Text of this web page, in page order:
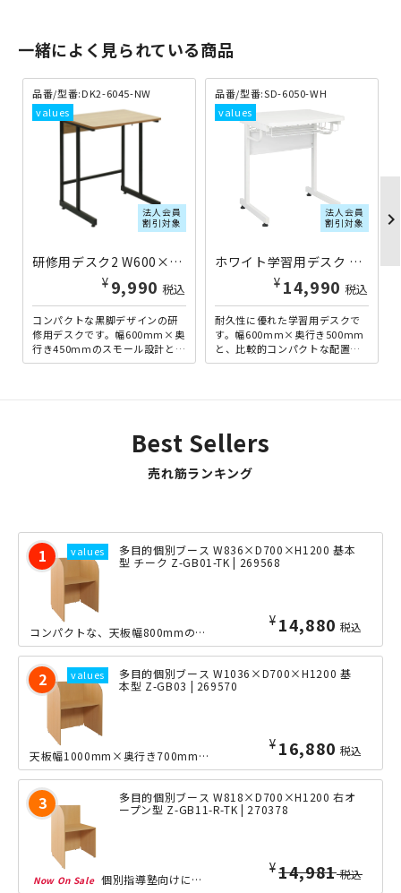
一緒によく見られている商品
品番/型番:DK2-6045-NW
法人会員
割引対象
研修用デスク2 W600×D450×H700 ナチュラルウッド DK2-6045-NW | 270098
¥ 9,990 税込
コンパクトな黒脚デザインの研
修用デスクです。幅600mm×奥
行き450mmのスモール設計とな
っており、限られたスペースを
品番/型番:SD-6050-WH
法人会員
割引対象
ホワイト学習用デスク W600×D500×H700 ←旧SD-6050-WT SD-6050-WH | 270128
¥ 14,990 税込
耐久性に優れた学習用デスクで
す。幅600mm×奥行き500mm
と、比較的コンパクトな配置が
できますので、学習塾や進学
chevron_right
Best Sellers
売れ筋ランキング
多目的個別ブース W836×D700×H1200 基本
型 チーク Z-GB01-TK | 269568
¥ 14,880 税込
コンパクトな、天板幅800mmの個別ブースです。サイドパネルで一定のプライバシー...
多目的個別ブース W1036×D700×H1200 基
本型 Z-GB03 | 269570
¥ 16,880 税込
天板幅1000mm×奥行き700mmサイズのパーソナルブースとなっております。パ...
多目的個別ブース W818×D700×H1200 右オ
ープン型 Z-GB11-R-TK | 270378
¥10,480税込
個別指導塾向けに最適な、多目的個別ブースの片面オープンタイプです。レイアウトに合...